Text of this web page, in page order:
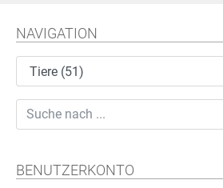
NAVIGATION
BENUTZERKONTO